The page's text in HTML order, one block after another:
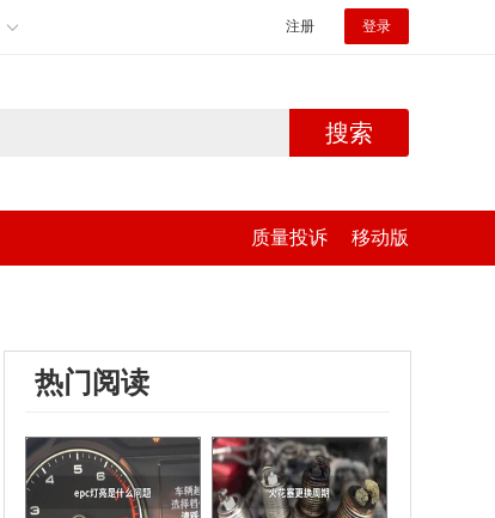
注册 登录
搜索
质量投诉 移动版
热门阅读